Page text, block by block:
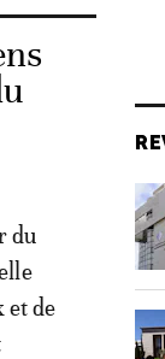
du
et de